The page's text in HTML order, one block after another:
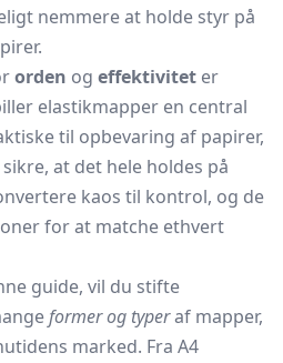
nemmere at holde styr på
orden og effektivitet er
elastikmapper en central
til opbevaring af papirer,
at det hele holdes på
kaos til kontrol, og de
for at matche ethvert
guide, vil du stifte
former og typeraf mapper,
marked. Fra A4